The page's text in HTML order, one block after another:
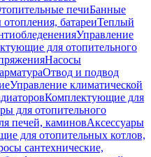
печиБанные
батареиТеплый
Управление
для отопительного
Насосы
Отвод и подвод
Управление климатической
Комплектующие для
для отопительного
печей, каминовАксессуары
для отопительных котлов,
сантехнические,